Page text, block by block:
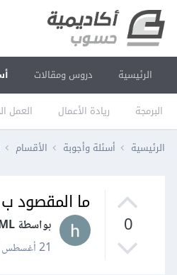
الرئيسية دروس ومقالات
البرمجة ريادة الأعمال العمل
الرئيسية أسئلة وأجوبة الأقسام
0
ما المقصود ب logits وما الفرق بين softmax و softmax_cross_entropy_with_logits
بواسطة Chollet ML
21 أغسطس 2021